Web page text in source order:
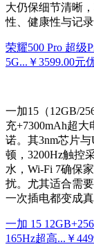
大仍保细节清晰
性、健康性与记
荣耀500 Pro 超级
5G... ￥3599.00元
一加15（12GB/
充+7300mAh超
诺。其3nm芯片
顿，3200Hz触控
水，Wi-Fi 7确保
扰。尤其适合需
一次插电都变成
一加 15
165Hz超高... ￥